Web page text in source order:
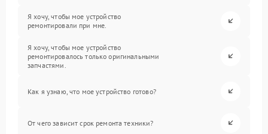
Я хочу, чтобы мое устройство
ремонтировали при мне.
Я хочу, чтобы мое устройство
ремонтировалось только оригинальными
запчастями.
Как я узнаю, что мое устройство готово?
От чего зависит срок ремонта техники?